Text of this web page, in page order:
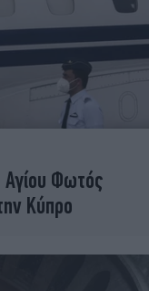
Αγίου Φωτός
Κύπρο